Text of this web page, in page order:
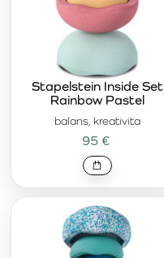
balans, kreativita
Stapelstein Inside Set
Rainbow Pastel
95 €